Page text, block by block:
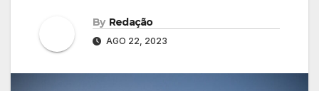
By Redação
AGO 22, 2023